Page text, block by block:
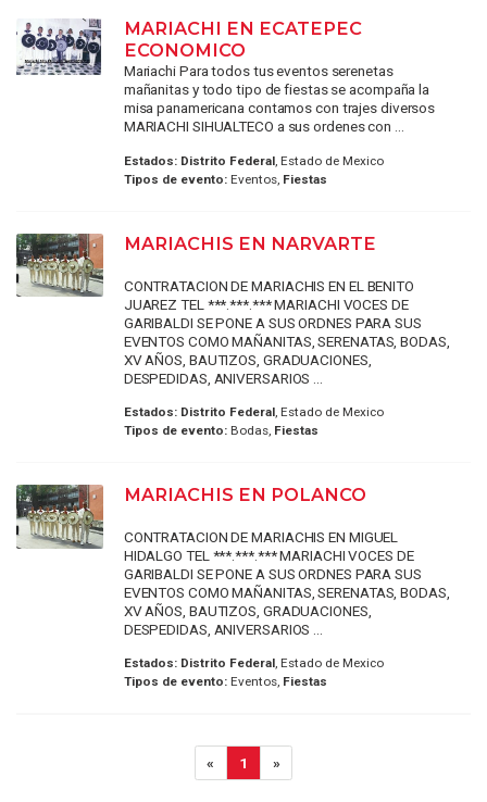
MARIACHI EN ECATEPEC
ECONOMICO
Mariachi Para todos tus eventos serenetas
mañanitas y todo tipo de fiestas se acompaña la
misa panamericana contamos con trajes diversos
MARIACHI SIHUALTECO a sus ordenes con ...
Estados: Distrito Federal, Estado de Mexico
Tipos de evento:Eventos, Fiestas
MARIACHIS EN NARVARTE
CONTRATACION DE MARIACHIS EN EL BENITO
JUAREZ TEL ***.***.*** MARIACHI VOCES DE
GARIBALDI SE PONE A SUS ORDNES PARA SUS
EVENTOS COMO MAÑANITAS, SERENATAS, BODAS,
XV AÑOS, BAUTIZOS, GRADUACIONES,
DESPEDIDAS, ANIVERSARIOS ...
Estados: Distrito Federal, Estado de Mexico
Tipos de evento:Bodas, Fiestas
MARIACHIS EN POLANCO
CONTRATACION DE MARIACHIS EN MIGUEL
HIDALGO TEL ***.***.*** MARIACHI VOCES DE
GARIBALDI SE PONE A SUS ORDNES PARA SUS
EVENTOS COMO MAÑANITAS, SERENATAS, BODAS,
XV AÑOS, BAUTIZOS, GRADUACIONES,
DESPEDIDAS, ANIVERSARIOS ...
Estados: Distrito Federal, Estado de Mexico
Tipos de evento:Eventos, Fiestas
« 1 »